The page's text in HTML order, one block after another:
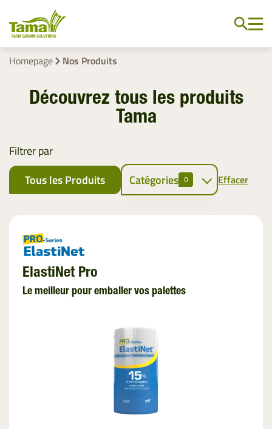
Homepage Nos Produits
Découvrez tous les produits
Tama
Filtrer par
Tous les Produits
Catégories 0
Liage des
Ficelle
Film
d’enrubannage
Film de Liage
Emballage des
Palettes
Effacer
ElastiNet Pro
Le meilleur pour emballer vos palettes